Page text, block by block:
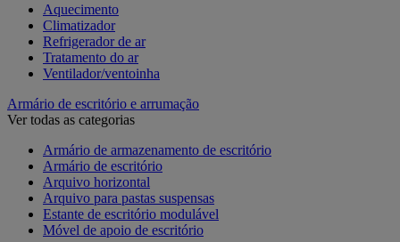
Aquecimento
Climatizador
Refrigerador de ar
Tratamento do ar
Ventilador/ventoinha
Armário de escritório e arrumação
Ver todas as categorias
Armário de armazenamento de escritório
Armário de escritório
Arquivo horizontal
Arquivo para pastas suspensas
Estante de escritório modulável
Móvel de apoio de escritório